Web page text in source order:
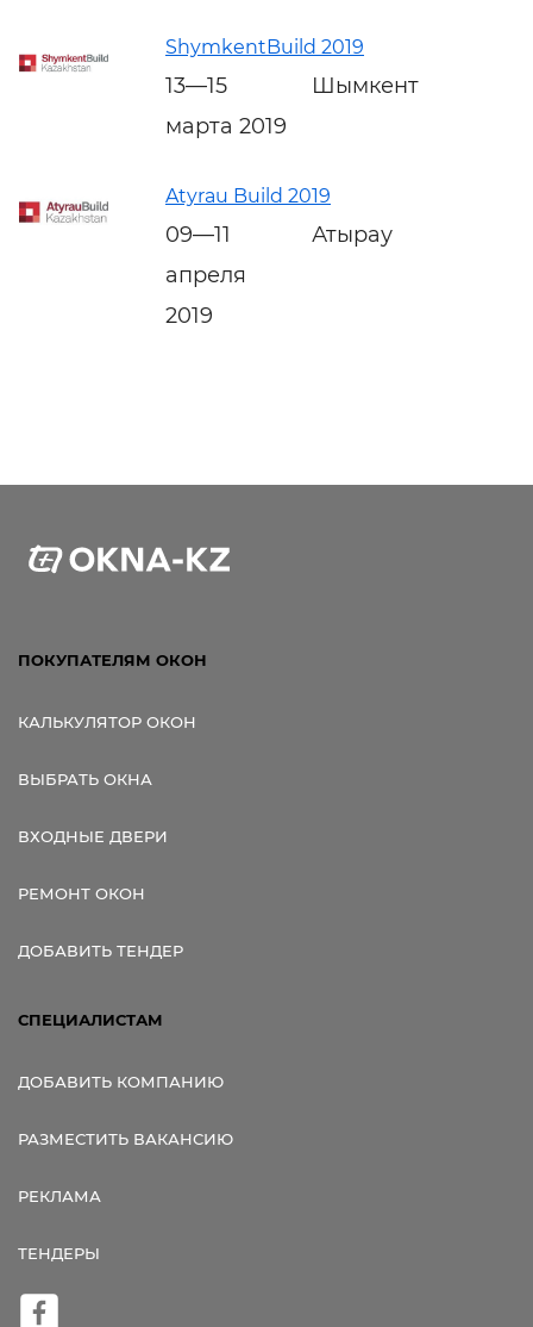
ShymkentBuild 2019
13—15
марта 2019
Шымкент
Atyrau Build 2019
09—11
апреля
2019
Атырау
ПОКУПАТЕЛЯМ ОКОН
КАЛЬКУЛЯТОР ОКОН
ВЫБРАТЬ ОКНА
ВХОДНЫЕ ДВЕРИ
РЕМОНТ ОКОН
ДОБАВИТЬ ТЕНДЕР
СПЕЦИАЛИСТАМ
ДОБАВИТЬ КОМПАНИЮ
РАЗМЕСТИТЬ ВАКАНСИЮ
РЕКЛАМА
ТЕНДЕРЫ